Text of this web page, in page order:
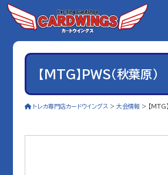
【MTG】PWS（秋葉原）
トレカ専門店カードウイングス >大会情報 > 【MTG